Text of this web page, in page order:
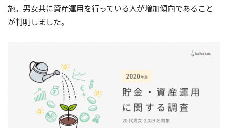
施。男女共に資産運用を行っている人が増加傾向であること
が判明しました。